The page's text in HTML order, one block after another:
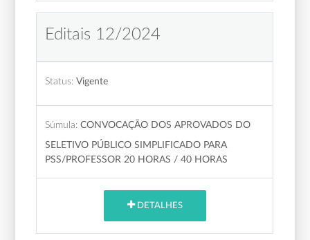
Editais 12/2024
Status: Vigente
Súmula: CONVOCAÇÃO DOS APROVADOS DO
SELETIVO PÚBLICO SIMPLIFICADO PARA
PSS/PROFESSOR 20 HORAS / 40 HORAS
DETALHES